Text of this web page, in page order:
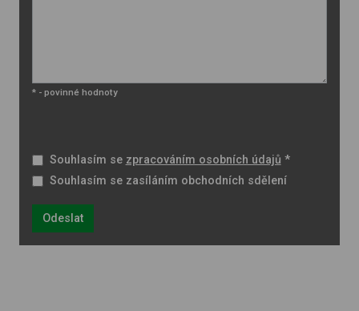
* - povinné hodnoty
Souhlasím se zpracováním osobních údajů *
Souhlasím se zasíláním obchodních sdělení
Odeslat